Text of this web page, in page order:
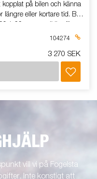
på bilen och känna
eller kortare tid. Blå
66 mm, godkänt för
X (ej 7.7), ALBE EM 150
104274
3 270 SEK
vill vi på Fogelsta
Inte konstigt att